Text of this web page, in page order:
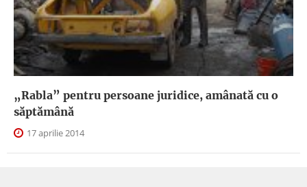
„Rabla” pentru persoane juridice, amânată cu o
săptămână
17 aprilie 2014